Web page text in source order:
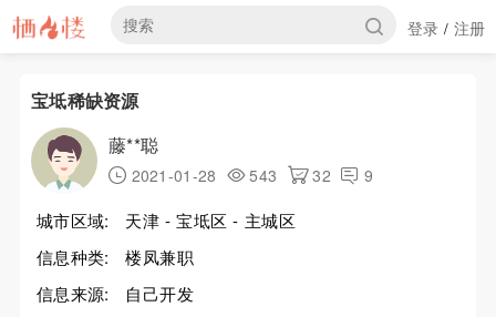
登录 / 注册
宝坻稀缺资源
藤**聪
2021-01-28 543 32 9
城市区域:
天津 - 宝坻区 - 主城区
信息种类:
楼凤兼职
信息来源:
自己开发